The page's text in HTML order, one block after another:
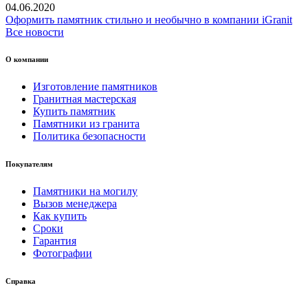
04.06.2020
Оформить памятник стильно и необычно в компании iGranit
Все новости
О компании
Изготовление памятников
Гранитная мастерская
Купить памятник
Памятники из гранита
Политика безопасности
Покупателям
Памятники на могилу
Вызов менеджера
Как купить
Сроки
Гарантия
Фотографии
Справка